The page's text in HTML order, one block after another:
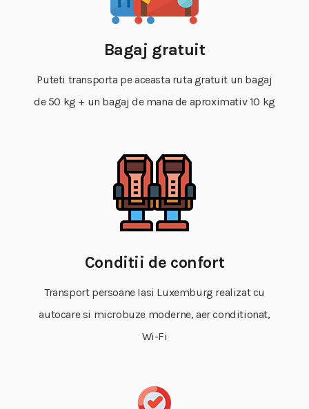
Bagaj gratuit
Puteti transporta pe aceasta ruta gratuit un bagaj
de 50 kg + un bagaj de mana de aproximativ 10 kg
Conditii de confort
Transport persoane Iasi Luxemburg realizat cu
autocare si microbuze moderne, aer conditionat,
Wi-Fi